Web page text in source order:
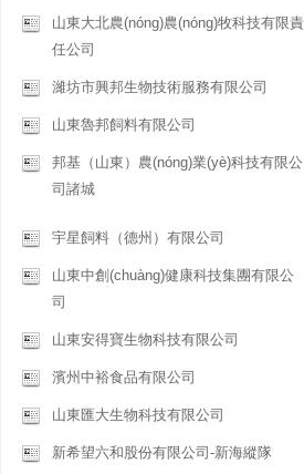
山東大北農(nóng)農(nóng)牧科技有限責
任公司
濰坊市興邦生物技術服務有限公司
山東魯邦飼料有限公司
邦基（山東）農(nóng)業(yè)科技有限公
司諸城
宇星飼料（德州）有限公司
山東中創(chuàng)健康科技集團有限公
司
山東安得寶生物科技有限公司
濱州中裕食品有限公司
山東匯大生物科技有限公司
新希望六和股份有限公司-新海縱隊